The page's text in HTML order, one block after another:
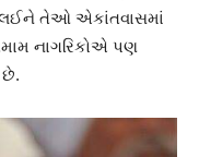
લઈને તેઓ એકાંતવાસમાં
નાગરિકોએ પણ
છે.